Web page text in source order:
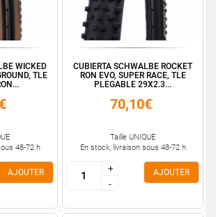
WICKED
TLE
48-72 h
AJOUTER
CUBIERTA SCHWALBE ROCKET
RON EVO, SUPER RACE, TLE
PLEGABLE 29X2.3...
70,10€
Taille UNIQUE
En stock, livraison sous 48-72 h
+
-
+
-
AJOUTER